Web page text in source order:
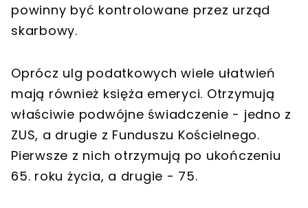
powinny być kontrolowane przez urząd
skarbowy.
Oprócz ulg podatkowych wiele ułatwień
mają również księża emeryci. Otrzymują
właściwie podwójne świadczenie - jedno z
ZUS, a drugie z Funduszu Kościelnego.
Pierwsze z nich otrzymują po ukończeniu
65. roku życia, a drugie - 75.